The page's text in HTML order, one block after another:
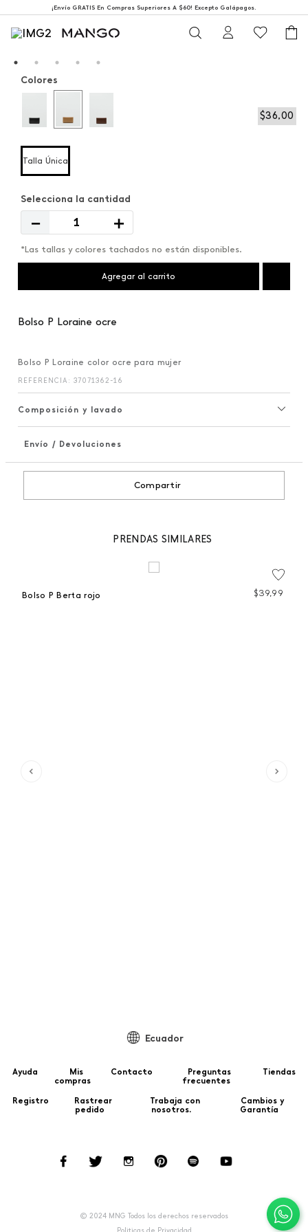
¡Envío GRATIS En Compras Superiores A $60! Excepto Galápagos.
$36,00
Colores
Talla Única
＋
－
*Las tallas y colores tachados no están disponibles.
Agregar al carrito
Bolso P Loraine ocre
Bolso P Loraine color ocre para mujer
REFERENCIA : 37071362-16
Composición y lavado
Envío / Devoluciones
Compartir
PRENDAS SIMILARES
Bolso P Berta rojo $39,99
Ecuador
Ayuda
Mis
compras
Contacto
Preguntas
frecuentes
Tiendas
Registro
Rastrear
pedido
Trabaja con
nosotros.
Cambios y
Garantía
© 2024 MNG Todos los derechos reservados